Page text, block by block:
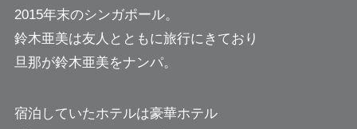
2015年末のシンガポール。
鈴木亜美は友人とともに旅行にきており
旦那が鈴木亜美をナンパ。
宿泊していたホテルは豪華ホテル